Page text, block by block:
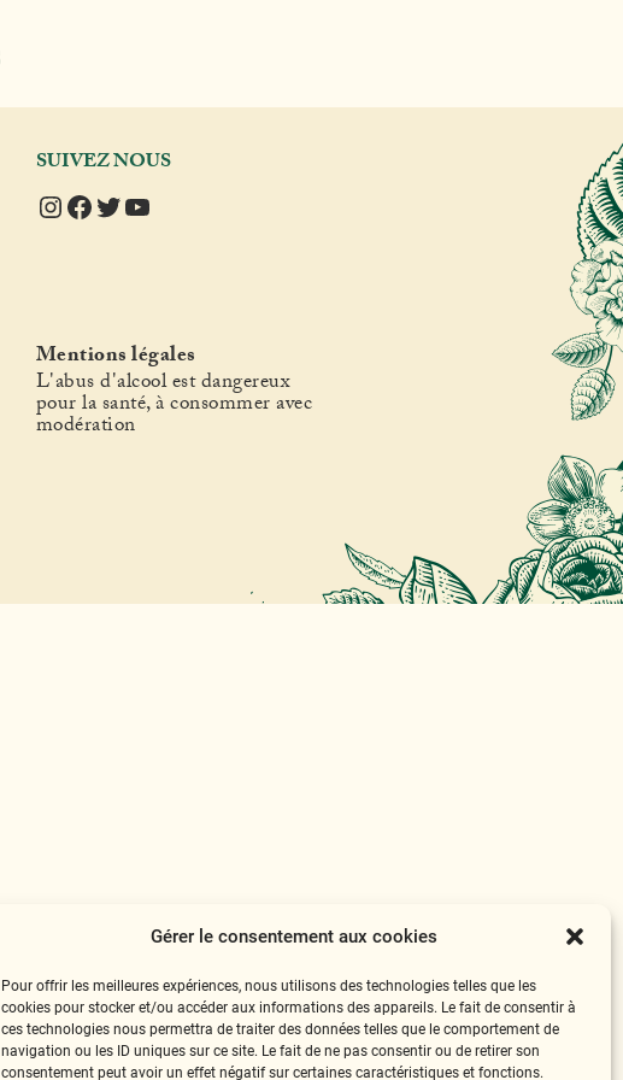
Gérer le consentement aux cookies
Pour offrir les meilleures expériences, nous utilisons des technologies telles que les
cookies pour stocker et/ou accéder aux informations des appareils. Le fait de consentir à
ces technologies nous permettra de traiter des données telles que le comportement de
navigation ou les ID uniques sur ce site. Le fait de ne pas consentir ou de retirer son
consentement peut avoir un effet négatif sur certaines caractéristiques et fonctions.
SUIVEZ NOUS
Instagram
Facebook
TwitterYouTube
Mentions légales
L'abus d'alcool est dangereux
pour la santé, à consommer avec
modération